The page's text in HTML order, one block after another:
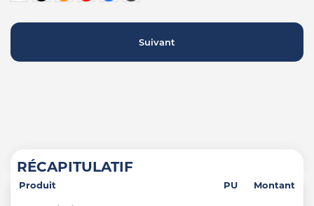
Suivant
RÉCAPITULATIF
Produit PU Montant